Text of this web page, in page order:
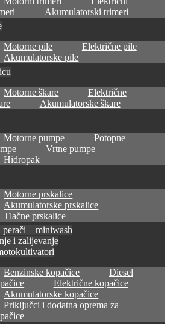
Akumulatorski trimeri
Motorne pile
Električne pile
Akumulatorske pile
Motorne škare
Električne
Akumulatorske škare
Motorne pumpe
Potopne
Vrtne pumpe
Hidropak
Motorne prskalice
Akumulatorske prskalice
Tlačne prskalice
– miniwash
i zalijevanje
Benzinske kopačice
Diesel
Električne kopačice
Akumulatorske kopačice
Priključci i dodatna oprema za